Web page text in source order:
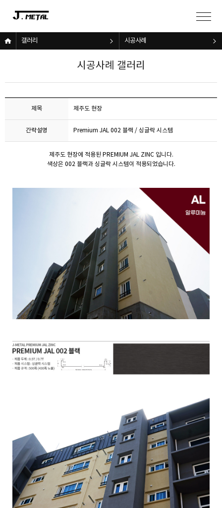
갤러리 시공사례
시공사례 갤러리
제목 제주도 현장
간략설명 Premium JAL 002 블랙 / 싱글락 시스템
제주도 현장에 적용된 PREMIUM JAL ZINC 입니다.
색상은 002 블랙과 싱글락 시스템이 적용되었습니다.